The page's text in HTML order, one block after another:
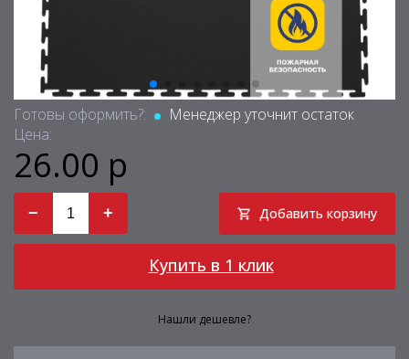
Готовы оформить?:
Менеджер уточнит остаток
Цена:
26.00 р
− + Добавить корзину
Купить в 1 клик
Нашли дешевле?